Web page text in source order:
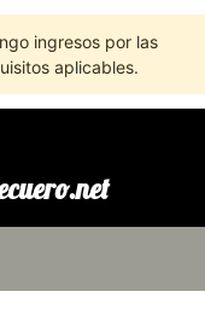
ingresos por las
aplicables.